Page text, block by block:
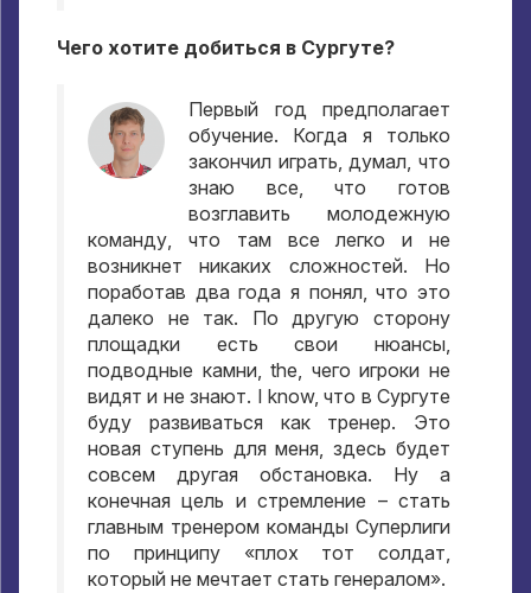
Чего хотите добиться в Сургуте?
Первый год предполагает
обучение. Когда я только
закончил играть,думал,что
знаю все,что готов
возглавить молодежную
команду, что там все легко и не
возникнет никаких сложностей. Но
поработав два года я понял,что это
далеко не так. По другую сторону
площадки есть свои нюансы,
подводные камни, the, чего игроки не
видят и не знают. I know,что в Сургуте
буду развиваться как тренер. Это
новая ступень для меня,здесь будет
совсем другая обстановка. Ну а
конечная цель и стремление – стать
главным тренером команды Суперлиги
по принципу «плох тот солдат,
который не мечтает стать генералом».